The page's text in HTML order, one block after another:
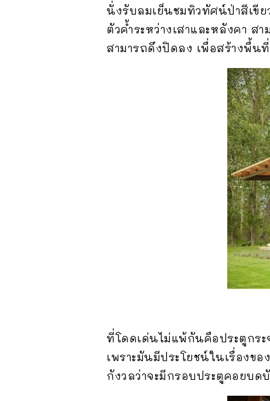
นั่งรับลมเย็นชมทิวทัศน์ป่าสีเขี
ตัวค้ำระหว่างเสาและหลังคา
สามารถดึงปิดลง เพื่อสร้างพื้น
ที่โดดเด่นไม่แพ้กันคือประตูกร
เพราะมันมีประโยชน์ในเรื่องข
กังวลว่าจะมีกรอบประตูคอยบด